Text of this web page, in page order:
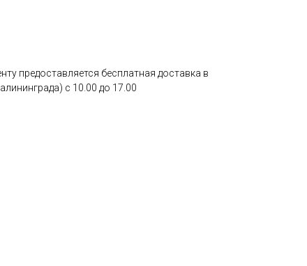
предоставляется бесплатная доставка в
с 10.00 до 17.00